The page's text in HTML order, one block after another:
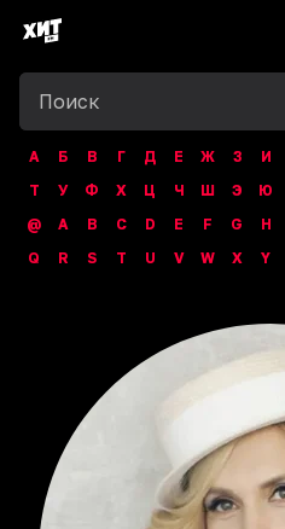
А Б В Г Д Е Ж З И
Т
У Ф Х Ц Ч Ш Э Ю
@
A B C D E F G H
Q
R S T U V W X Y